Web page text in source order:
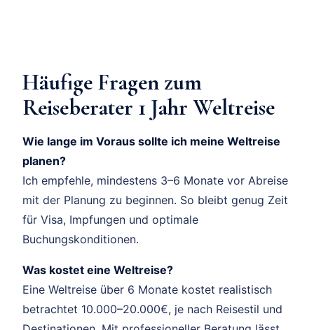
Häufige Fragen zum
Reiseberater 1 Jahr Weltreise
Wie lange im Voraus sollte ich meine Weltreise
planen?
Ich empfehle, mindestens 3–6 Monate vor Abreise
mit der Planung zu beginnen. So bleibt genug Zeit
für Visa, Impfungen und optimale
Buchungskonditionen.
Was kostet eine Weltreise?
Eine Weltreise über 6 Monate kostet realistisch
betrachtet 10.000–20.000€, je nach Reisestil und